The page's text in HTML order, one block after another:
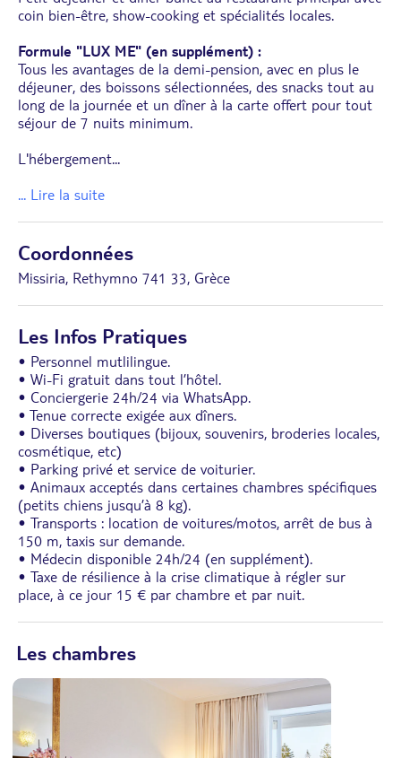
coin bien-être, show-cooking et spécialités locales.
Formule "LUX ME" (en supplément) :
Tous les avantages de la demi-pension, avec en plus le
déjeuner, des boissons sélectionnées, des snacks tout au
long de la journée et un dîner à la carte offert pour tout
séjour de 7 nuits minimum.
L'hébergement...
... Lire la suite
Coordonnées
Missiria, Rethymno 741 33, Grèce
Les Infos Pratiques
• Personnel mutlilingue.
• Wi-Fi gratuit dans tout l’hôtel.
• Conciergerie 24h/24 via WhatsApp.
• Tenue correcte exigée aux dîners.
• Diverses boutiques (bijoux, souvenirs, broderies locales,
cosmétique, etc)
• Parking privé et service de voiturier.
• Animaux acceptés dans certaines chambres spécifiques
(petits chiens jusqu’à 8 kg).
• Transports : location de voitures/motos, arrêt de bus à
150 m, taxis sur demande.
• Médecin disponible 24h/24 (en supplément).
• Taxe de résilience à la crise climatique à régler sur
place, à ce jour 15 € par chambre et par nuit.
Les chambres